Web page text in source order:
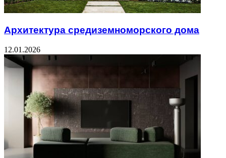
Архитектура средиземноморского дома
12.01.2026